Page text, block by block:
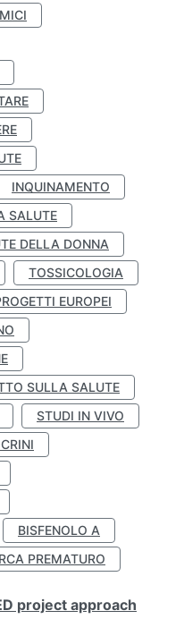
INQUINAMENTO
SALUTE
DELLA DONNA
TOSSICOLOGIA
EUROPEI
SULLA SALUTE
STUDI IN VIVO
BISFENOLO A
PREMATURO
project approach